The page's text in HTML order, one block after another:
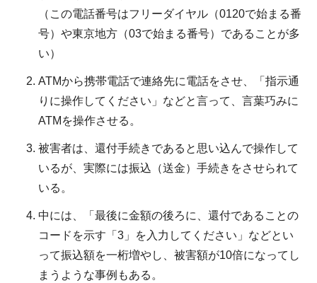
（この電話番号はフリーダイヤル（0120で始まる番
号）や東京地方（03で始まる番号）であることが多
い）
ATMから携帯電話で連絡先に電話をさせ、「指示通
りに操作してください」などと言って、言葉巧みに
ATMを操作させる。
被害者は、還付手続きであると思い込んで操作して
いるが、実際には振込（送金）手続きをさせられて
いる。
中には、「最後に金額の後ろに、還付であることの
コードを示す「3」を入力してください」などとい
って振込額を一桁増やし、被害額が10倍になってし
まうような事例もある。